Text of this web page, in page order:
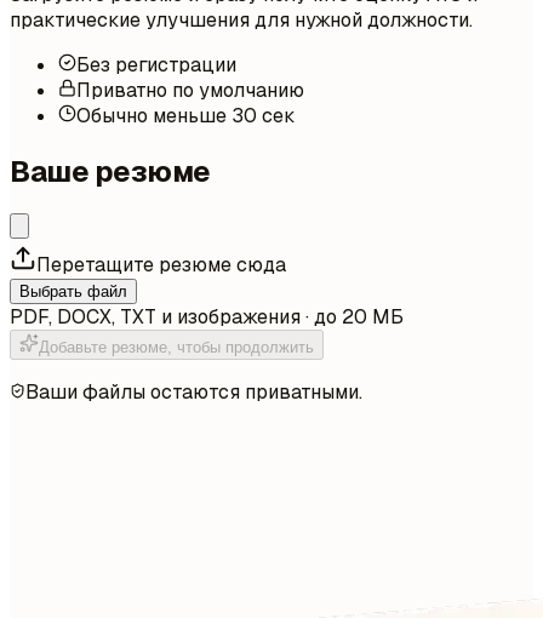
практические улучшения для нужной должности.
Без регистрации
Приватно по умолчанию
Обычно меньше 30 сек
Ваше резюме
Перетащите резюме сюда
Выбрать файл
PDF, DOCX, TXT и изображения · до 20 МБ
Добавьте резюме, чтобы продолжить
Ваши файлы остаются приватными.